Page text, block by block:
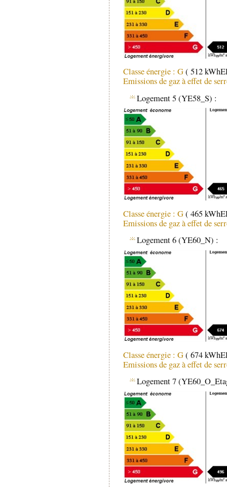
Classe énergie : G( 512
Emissions de gaz à effet de
Logement 5 (YE58_S) :
Classe énergie : G( 465
Emissions de gaz à effet de
Logement 6 (YE60_N) :
Classe énergie : G( 674
Emissions de gaz à effet de
Logement 7